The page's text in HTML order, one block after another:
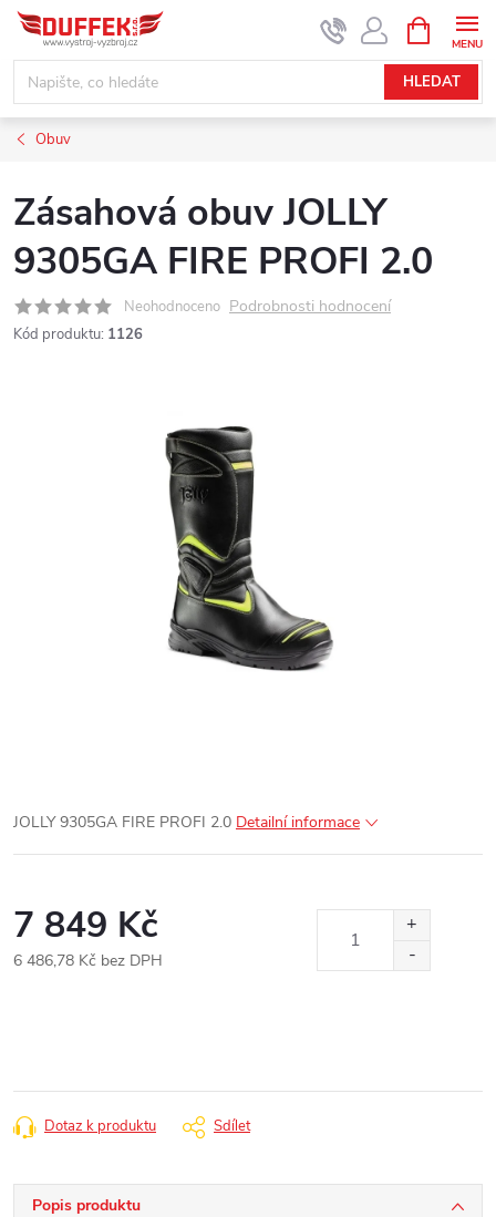
Přejít
obsah
HLEDAT
NÁKUPNÍ
KOŠÍK
Obuv
Zásahová obuv JOLLY
9305GA FIRE PROFI 2.0
Neohodnoceno Podrobnosti hodnocení
Kód produktu: 1126
JOLLY 9305GA FIRE PROFI 2.0 Detailní informace
7 849 Kč
6 486,78 Kč bez DPH
Dotaz k produktu Sdílet
Popis produktu